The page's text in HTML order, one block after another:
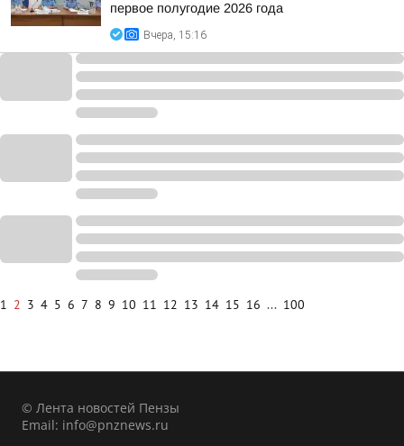
первое полугодие 2026 года
Вчера, 15:16
1 2 3 4 5 6 7 8 9 10 11 12 13 14 15 16 ... 100
© Лента новостей Пензы
Email: info@pnznews.ru